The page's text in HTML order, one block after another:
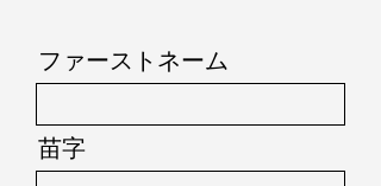
ファーストネーム
苗字